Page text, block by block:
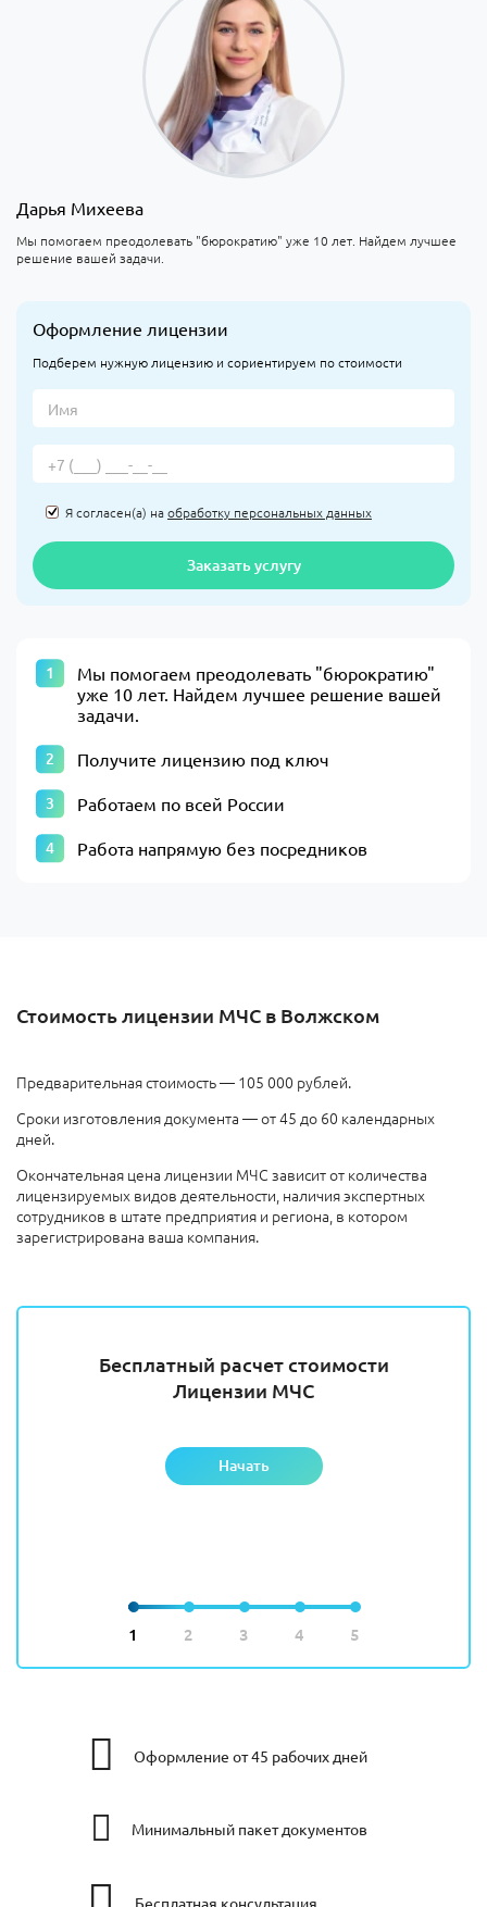
Дарья Михеева
Мы помогаем преодолевать "бюрократию" уже 10 лет. Найдем лучшее
решение вашей задачи.
Оформление лицензии
Подберем нужную лицензию и сориентируем по стоимости
Я согласен(а) наобработку персональных данных
Заказать услугу
​Мы помогаем преодолевать "бюрократию"
уже 10 лет. Найдем лучшее решение вашей
задачи.​
Получите лицензию под ключ
Работаем по всей России
Работа напрямую без посредников
Стоимость лицензии МЧС в Волжском
Предварительная стоимость — 105 000 рублей.
Сроки изготовления документа — от 45 до 60 календарных
дней.
Окончательная цена лицензии МЧС зависит от количества
лицензируемых видов деятельности, наличия экспертных
сотрудников в штате предприятия и региона, в котором
зарегистрирована ваша компания.
1 2 3 4 5
Бесплатный расчет стоимости
Лицензии МЧС
Начать
Оформление от 45 рабочих дней
Минимальный пакет документов
Бесплатная консультация